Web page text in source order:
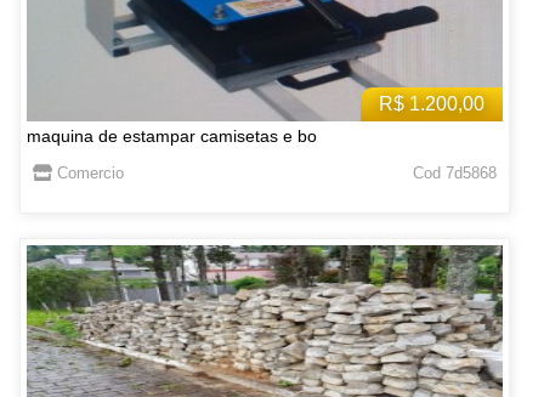
R$ 1.200,00
maquina de estampar camisetas e bo
Comercio Cod 7d5868